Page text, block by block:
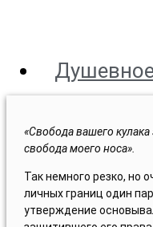
«Свобода вашего кулака
свобода моего носа».
Так немного резко, но
личных границ один
утверждение